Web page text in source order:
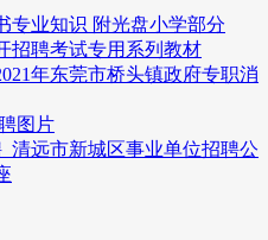
专业知识 附光盘小学部分
招聘考试专用系列教材
年东莞市桥头镇政府专职消
图片
清远市新城区事业单位招聘公